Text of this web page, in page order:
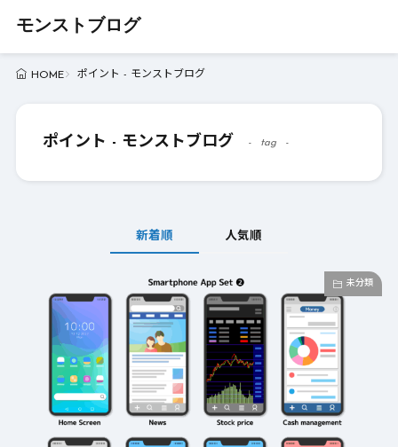
モンストブログ
HOME ポイント - モンストブログ
ポイント - モンストブログ tag
新着順 人気順
未分類